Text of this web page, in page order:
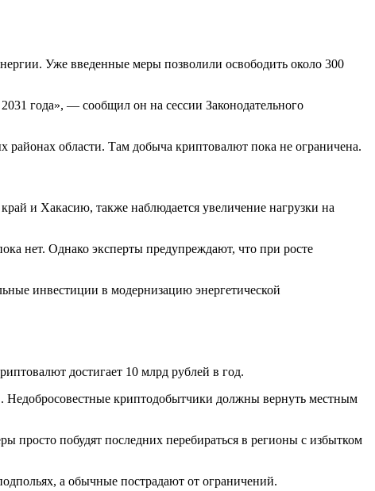
Уже введенные меры позволили освободить около 300
года», — сообщил он на сессии Законодательного
области. Там добыча криптовалют пока не ограничена.
и Хакасию, также наблюдается увеличение нагрузки на
нет. Однако эксперты предупреждают, что при росте
инвестиции в модернизацию энергетической
достигает 10 млрд рублей в год.
Недобросовестные криптодобытчики должны вернуть местным
просто побудят последних перебираться в регионы с избытком
а обычные пострадают от ограничений.